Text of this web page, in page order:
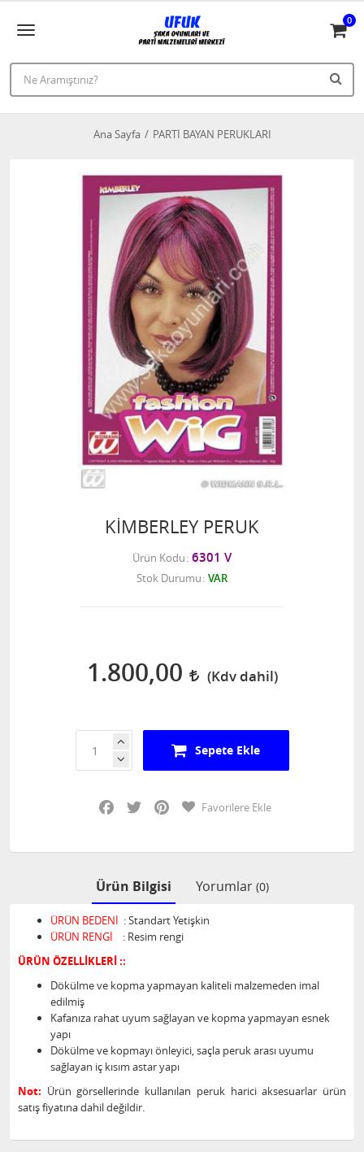
0
Ana Sayfa PARTİ BAYAN PERUKLARI
KİMBERLEY PERUK
Ürün Kodu 6301 V
Stok Durumu VAR
1.800,00
Sepete Ekle
Facebook
Twitter PinterestFavorilere Ekle
Ürün Bilgisi Yorumlar (0)
ÜRÜN BEDENİ : Standart Yetişkin
ÜRÜN RENGİ
: Resim rengi
ÜRÜN ÖZELLİKLERİ ::
Dökülme ve kopma yapmayan kaliteli malzemeden imal
edilmiş
Kafanıza rahat uyum sağlayan ve kopma yapmayan esnek
yapı
Dökülme ve kopmayı önleyici, saçla peruk arası uyumu
sağlayan iç kısım astar yapı
Not: Ürün görsellerinde kullanılan peruk harici aksesuarlar ürün
satış fiyatına dahil değildir.